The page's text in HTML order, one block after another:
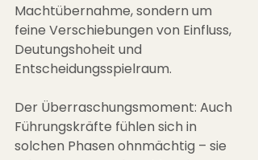
Machtübernahme, sondern um
feine Verschiebungen von Einfluss,
Deutungshoheit und
Entscheidungsspielraum.
Der Überraschungsmoment: Auch
Führungskräfte fühlen sich in
solchen Phasen ohnmächtig – sie